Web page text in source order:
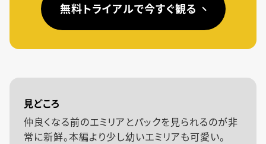
無料トライアルで今すぐ観る
見どころ
仲良くなる前のエミリアとパックを見られるのが非
常に新鮮。本編より少し幼いエミリアも可愛い。